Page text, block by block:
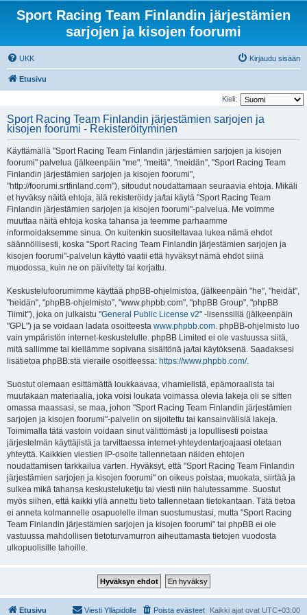
Sport Racing Team Finlandin järjestämien
sarjojen ja kisojen foorumi
UKK Kirjaudu sisään
Etusivu
Kieli:
Sport Racing Team Finlandin järjestämien sarjojen ja
kisojen foorumi - Rekisteröityminen
Käyttämällä "Sport Racing Team Finlandin järjestämien sarjojen ja kisojen
foorumi" palvelua (jälkeenpäin "me", "meitä", "meidän", "Sport Racing Team
Finlandin järjestämien sarjojen ja kisojen foorumi",
"http://foorumi.srtfinland.com"), sitoudut noudattamaan seuraavia ehtoja. Mikäli
et hyväksy näitä ehtoja, älä rekisteröidy ja/tai käytä "Sport Racing Team
Finlandin järjestämien sarjojen ja kisojen foorumi"-palvelua. Me voimme
muuttaa näitä ehtoja koska tahansa ja teemme parhaamme
informoidaksemme sinua. On kuitenkin suositeltavaa lukea nämä ehdot
säännöllisesti, koska "Sport Racing Team Finlandin järjestämien sarjojen ja
kisojen foorumi"-palvelun käyttö vaatii että hyväksyt nämä ehdot siinä
muodossa, kuin ne on päivitetty tai korjattu.
Keskustelufoorumimme käyttää phpBB-ohjelmistoa, (jälkeenpäin "he", "heidät",
"heidän", "phpBB-ohjelmisto", "www.phpbb.com", "phpBB Group", "phpBB
Tiimit"), joka on julkaistu "General Public License v2" -lisenssillä (jälkeenpäin
"GPL") ja se voidaan ladata osoitteesta www.phpbb.com. phpBB-ohjelmisto luo
vain ympäristön internet-keskustelulle. phpBB Limited ei ole vastuussa siitä,
mitä sallimme tai kiellämme sopivana sisältönä ja/tai käytöksenä. Saadaksesi
lisätietoa phpBB:stä vieraile osoitteessa: https://www.phpbb.com/.
Suostut olemaan esittämättä loukkaavaa, vihamielistä, epämoraalista tai
muutakaan materiaalia, joka voisi loukata voimassa olevia lakeja oli se sitten
omassa maassasi, se maa, johon "Sport Racing Team Finlandin järjestämien
sarjojen ja kisojen foorumi"-palvelin on sijoitettu tai kansainvälisiä lakeja.
Toimimalla tätä vastoin voidaan sinut välittömästi ja lopullisesti poistaa
järjestelmän käyttäjistä ja tarvittaessa internet-yhteydentarjoajaasi otetaan
yhteyttä. Kaikkien viestien IP-osoite tallennetaan näiden ehtojen
noudattamisen tarkkailua varten. Hyväksyt, että "Sport Racing Team Finlandin
järjestämien sarjojen ja kisojen foorumi" on oikeus poistaa, muokata, siirtää ja
sulkea mikä tahansa keskusteluketju tai viesti niin halutessamme. Suostut
myös siihen, että kaikki yllä annettu tieto tallennetaan tietokantaan. Tätä tietoa
ei anneta kolmannelle osapuolelle ilman suostumustasi, mutta "Sport Racing
Team Finlandin järjestämien sarjojen ja kisojen foorumi" tai phpBB ei ole
vastuussa mahdollisen tietoturvamurron aiheuttamasta tietojen vuodosta
ulkopuolisille tahoille.
Etusivu Kaikki ajat ovat UTC+03:00
Poista evästeet
Viesti Ylläpidolle